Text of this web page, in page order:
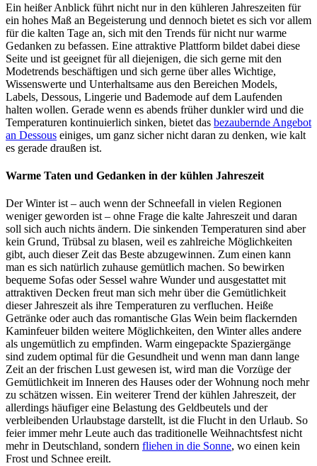
Ein heißer Anblick führt nicht nur in den kühleren Jahreszeiten für
ein hohes Maß an Begeisterung und dennoch bietet es sich vor allem
für die kalten Tage an, sich mit den Trends für nicht nur warme
Gedanken zu befassen. Eine attraktive Plattform bildet dabei diese
Seite und ist geeignet für all diejenigen, die sich gerne mit den
Modetrends beschäftigen und sich gerne über alles Wichtige,
Wissenswerte und Unterhaltsame aus den Bereichen Models,
Labels, Dessous, Lingerie und Bademode auf dem Laufenden
halten wollen. Gerade wenn es abends früher dunkler wird und die
Temperaturen kontinuierlich sinken, bietet das bezaubernde Angebot
an Dessous einiges, um ganz sicher nicht daran zu denken, wie kalt
es gerade draußen ist.
Warme Taten und Gedanken in der kühlen Jahreszeit
Der Winter ist – auch wenn der Schneefall in vielen Regionen
weniger geworden ist – ohne Frage die kalte Jahreszeit und daran
soll sich auch nichts ändern. Die sinkenden Temperaturen sind aber
kein Grund, Trübsal zu blasen, weil es zahlreiche Möglichkeiten
gibt, auch dieser Zeit das Beste abzugewinnen. Zum einen kann
man es sich natürlich zuhause gemütlich machen. So bewirken
bequeme Sofas oder Sessel wahre Wunder und ausgestattet mit
attraktiven Decken freut man sich mehr über die Gemütlichkeit
dieser Jahreszeit als ihre Temperaturen zu verfluchen. Heiße
Getränke oder auch das romantische Glas Wein beim flackernden
Kaminfeuer bilden weitere Möglichkeiten, den Winter alles andere
als ungemütlich zu empfinden. Warm eingepackte Spaziergänge
sind zudem optimal für die Gesundheit und wenn man dann lange
Zeit an der frischen Lust gewesen ist, wird man die Vorzüge der
Gemütlichkeit im Inneren des Hauses oder der Wohnung noch mehr
zu schätzen wissen. Ein weiterer Trend der kühlen Jahreszeit, der
allerdings häufiger eine Belastung des Geldbeutels und der
verbleibenden Urlaubstage darstellt, ist die Flucht in den Urlaub. So
feier immer mehr Leute auch das traditionelle Weihnachtsfest nicht
mehr in Deutschland, sondern fliehen in die Sonne, wo einen kein
Frost und Schnee ereilt.